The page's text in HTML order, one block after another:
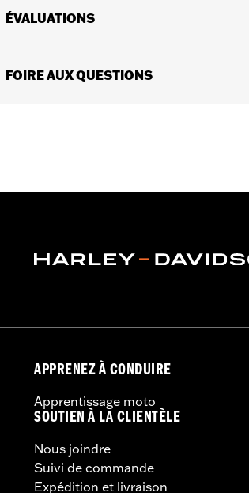
Dimension Description:
ÉVALUATIONS
FOIRE AUX QUESTIONS
APPRENEZ À CONDUIRE
Apprentissage moto
SOUTIEN À LA CLIENTÈLE
Nous joindre
Suivi de commande
Expédition et livraison